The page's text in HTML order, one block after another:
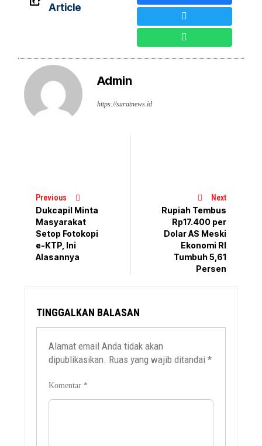
Article
Admin
https://suratnews.id
Previous
Dukcapil Minta
Masyarakat
Setop Fotokopi
e-KTP, Ini
Alasannya
Next
Rupiah Tembus
Rp17.400 per
Dolar AS Meski
Ekonomi RI
Tumbuh 5,61
Persen
TINGGALKAN BALASAN
Alamat email Anda tidak akan
dipublikasikan. Ruas yang wajib ditandai*
Komentar *